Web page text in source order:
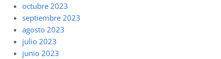
octubre 2023
septiembre 2023
agosto 2023
julio 2023
junio 2023